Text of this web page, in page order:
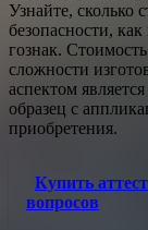
Узнайте, сколько
безопасности,
гознак.
сложности
аспектом
образец с
приобретения.
Купить
вопросов